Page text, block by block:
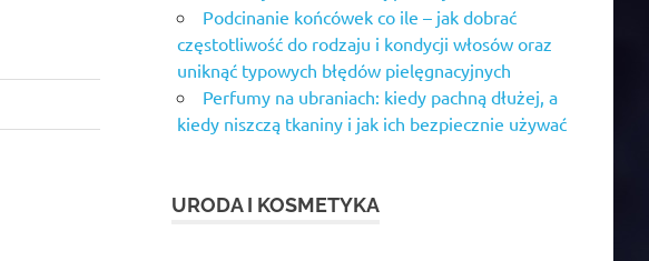
Podcinanie końcówek co ile – jak dobrać
częstotliwość do rodzaju i kondycji włosów oraz
uniknąć typowych błędów pielęgnacyjnych
Perfumy na ubraniach: kiedy pachną dłużej, a
kiedy niszczą tkaniny i jak ich bezpiecznie używać
URODA I KOSMETYKA